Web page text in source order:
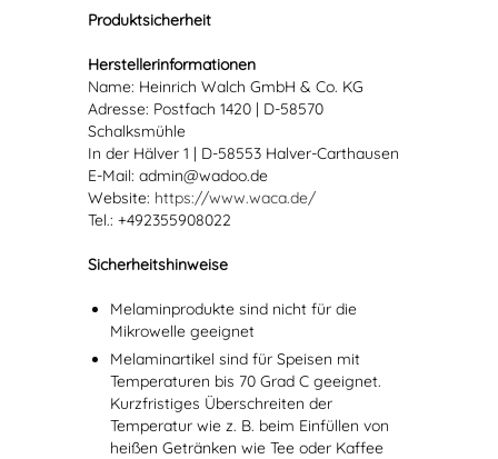
Produktsicherheit
Herstellerinformationen
Name: Heinrich Walch GmbH & Co. KG
Adresse: Postfach 1420 | D-58570
Schalksmühle
In der Hälver 1 | D-58553 Halver-Carthausen
E-Mail: admin@wadoo.de
Website: https://www.waca.de/
Tel.: +492355908022
Sicherheitshinweise
Melaminprodukte sind nicht für die
Mikrowelle geeignet
Melaminartikel sind für Speisen mit
Temperaturen bis 70 Grad C geeignet.
Kurzfristiges Überschreiten der
Temperatur wie z. B. beim Einfüllen von
heißen Getränken wie Tee oder Kaffee